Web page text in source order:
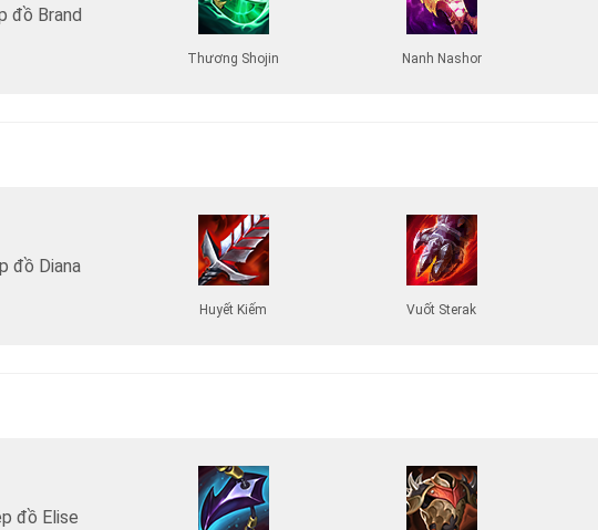
đồ Brand
Thương Shojin Nanh Nashor
đồ Diana
Huyết Kiếm Vuốt Sterak
đồ Elise